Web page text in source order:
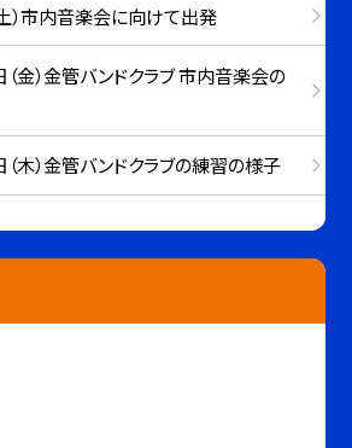
）市内音楽会に向けて出発
金）金管バンドクラブ 市内音楽会の
木）金管バンドクラブの練習の様子